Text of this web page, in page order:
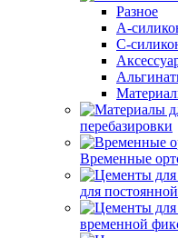
Разное
А-
С-
перебазировки
Временные
для
временной